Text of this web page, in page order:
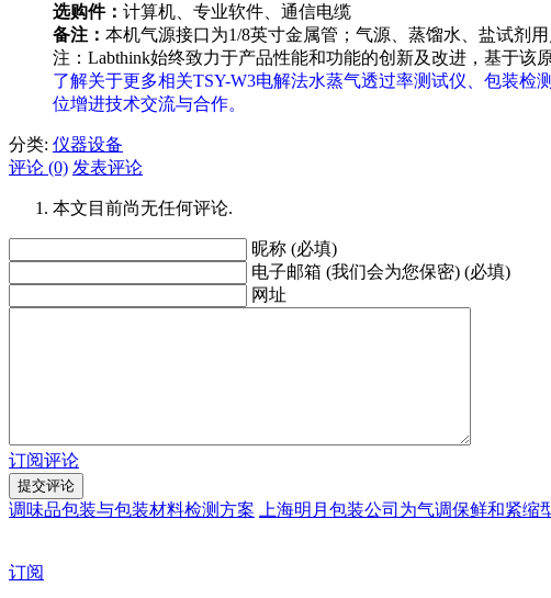
选购件： 计算机、专业软件、通信电缆
备注： 本机气源接口为1/8英寸金属管；气源、蒸馏水、盐试剂
注：Labthink始终致力于产品性能和功能的创新及改进，基于该
了解关于更多相关TSY-W3电解法水蒸气透过率测试仪、包装检
位增进技术交流与合作。
分类: 仪器设备
评论 (0) 发表评论
本文目前尚无任何评论.
昵称 (必填)
电子邮箱 (我们会为您保密) (必填)
网址
订阅评论
调味品包装与包装材料检测方案 上海明月包装公司为气调保鲜和紧缩
订阅